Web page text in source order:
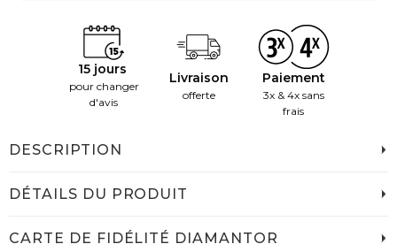
15 jours
pour changer
d'avis
Livraison
offerte
Paiement
3x & 4x sans
frais
DESCRIPTION
DÉTAILS DU PRODUIT
CARTE DE FIDÉLITÉ DIAMANTOR